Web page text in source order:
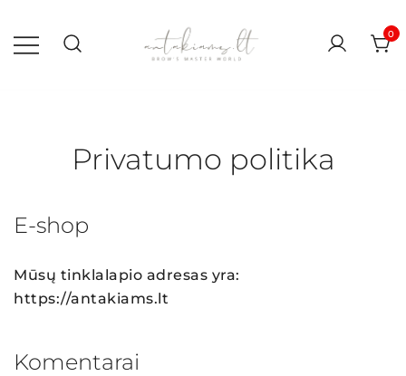
to
content
0
Privatumo politika
E-shop
Mūsų tinklalapio adresas yra:
https://antakiams.lt
Komentarai